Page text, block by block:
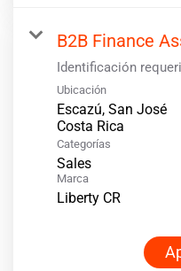
B2B Finance
Identificación
Ubicación
Escazú, San José
Categorías
Sales
Marca
Liberty CR